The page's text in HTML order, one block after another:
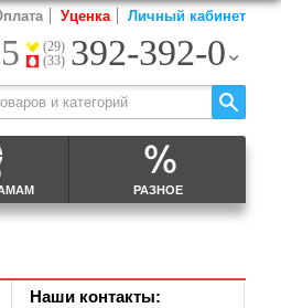
РАЗНОЕ
Уценка Личный кабинет
(29)
(33) 392-392-0
Наши контакты: